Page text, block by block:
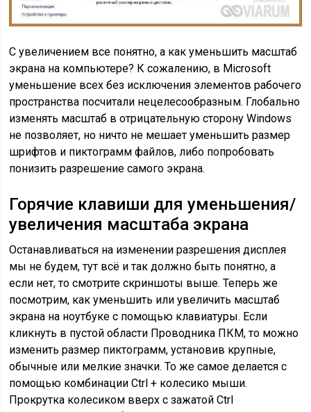
С увеличением все понятно, а как уменьшить масштаб
экрана на компьютере? К сожалению, в Microsoft
уменьшение всех без исключения элементов рабочего
пространства посчитали нецелесообразным. Глобально
изменять масштаб в отрицательную сторону Windows
не позволяет, но ничто не мешает уменьшить размер
шрифтов и пиктограмм файлов, либо попробовать
понизить разрешение самого экрана.
Горячие клавиши для уменьшения/
увеличения масштаба экрана
Останавливаться на изменении разрешения дисплея
мы не будем, тут всё и так должно быть понятно, а
если нет, то смотрите скриншоты выше. Теперь же
посмотрим, как уменьшить или увеличить масштаб
экрана на ноутбуке с помощью клавиатуры. Если
кликнуть в пустой области Проводника ПКМ, то можно
изменить размер пиктограмм, установив крупные,
обычные или мелкие значки. То же самое делается с
помощью комбинации Ctrl + колесико мыши.
Прокрутка колесиком вверх с зажатой Ctrl